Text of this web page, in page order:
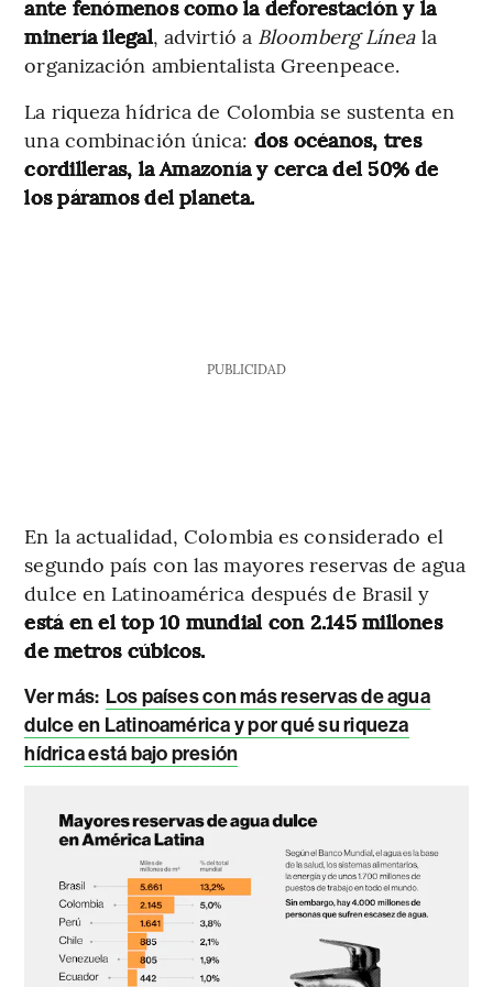
ante fenómenos como la deforestación y la
minería ilegal, advirtió a Bloomberg Líneala
organización ambientalista Greenpeace.
La riqueza hídrica de Colombia se sustenta en
una combinación única: dos océanos, tres
cordilleras, la Amazonía y cerca del 50% de
los páramos del planeta.
PUBLICIDAD
En la actualidad, Colombia es considerado el
segundo país con las mayores reservas de agua
dulce en Latinoamérica después de Brasil y
está en el top 10 mundial con 2.145 millones
de metros cúbicos.
Ver más: Los países con más reservas de agua
dulce en Latinoamérica y por qué su riqueza
hídrica está bajo presión